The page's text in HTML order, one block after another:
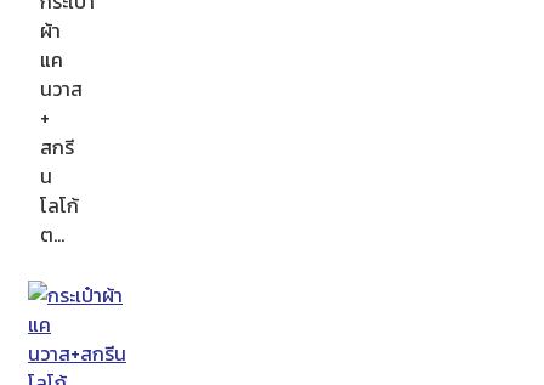
ผ้า
แค
นวาส
+
สกรี
น
โลโก้
ต…